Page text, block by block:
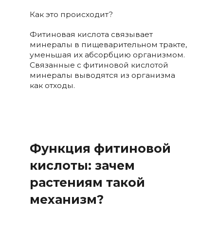
Как это происходит?
Фитиновая кислота связывает
минералы в пищеварительном тракте,
уменьшая их абсорбцию организмом.
Связанные с фитиновой кислотой
минералы выводятся из организма
как отходы.
Функция фитиновой
кислоты: зачем
растениям такой
механизм?